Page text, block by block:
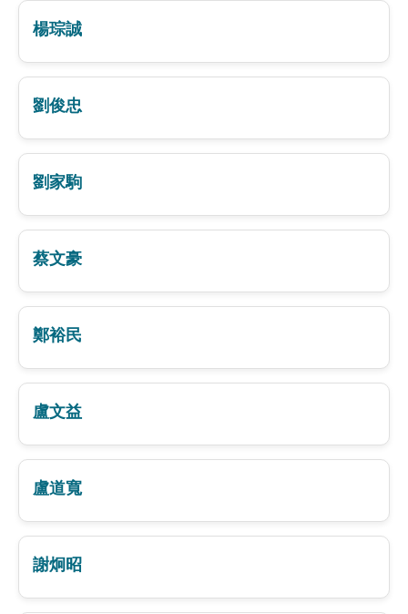
楊琮誠
劉俊忠
劉家駒
蔡文豪
鄭裕民
盧文益
盧道寬
謝炯昭